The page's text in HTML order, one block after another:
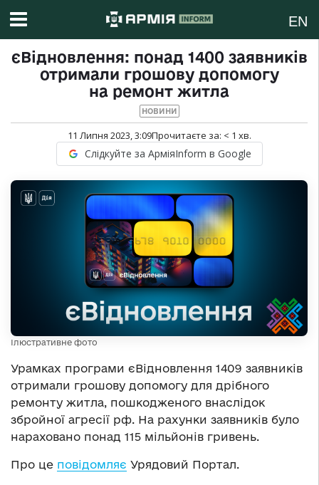
EN
єВідновлення: понад 1400 заявників
отримали грошову допомогу
на ремонт житла
НОВИНИ
11 Липня 2023, 3:09Прочитаєте за: < 1 хв.
Слідкуйте за АрміяInform в Google
Ілюстративне фото
Урамках програми єВідновлення 1409 заявників
отримали грошову допомогу для дрібного
ремонту житла, пошкодженого внаслідок
збройної агресії рф. На рахунки заявників було
нараховано понад 115 мільйонів гривень.
Про це повідомляє Урядовий Портал.